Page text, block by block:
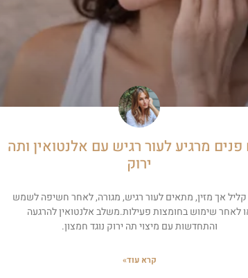
מרגיע לעור רגיש עם אלנטואין ותה
ירוק
אך מזין, מתאים לעור רגיש, מגורה, לאחר חשיפה לשמש
לאחר שימוש בחומצות פעילות.משלב אלנטואין להרגעה
והתחדשות עם מיצוי תה ירוק נוגד חמצון.
קרא עוד»